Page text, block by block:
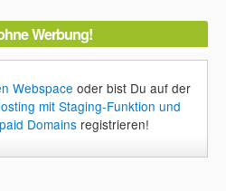
Werbung!
Webspace oder bist Du auf der
mit Staging-Funktion und
Domains registrieren!